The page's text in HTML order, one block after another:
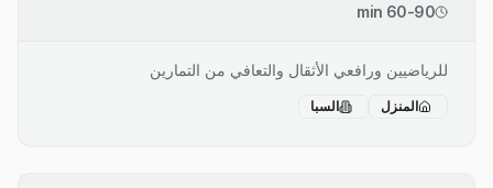
60-90 min
للرياضيين ورافعي الأثقال والتعافي من التمارين
المنزل السبا